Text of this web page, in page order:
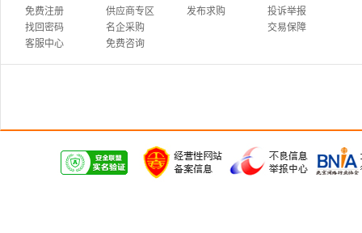
免费注册
找回密码
客服中心
供应商专区
名企采购
免费咨询
发布求购
投诉举报
交易保障